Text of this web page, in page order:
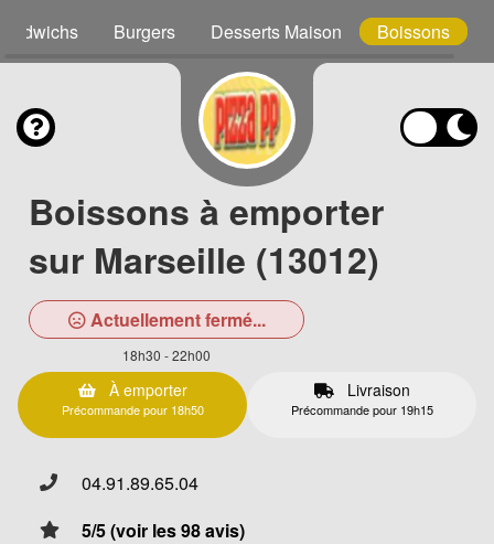
Burgers Desserts Maison Boissons
Boissons à emporter
sur Marseille (13012)
Actuellement fermé...
18h30 - 22h00
À emporter
Précommande pour 18h50
Livraison
Précommande pour 19h15
04.91.89.65.04
5/5 (voir les 98 avis)